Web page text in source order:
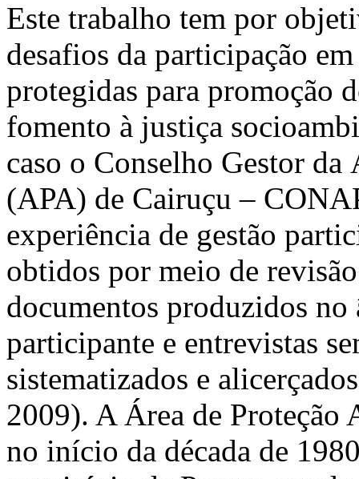
Este trabalho tem por
desafios da participação
protegidas para promoção
fomento à justiça
caso o Conselho Gestor
(APA) de Cairuçu –
experiência de gestão
obtidos por meio de
documentos produzidos
participante e entrevistas
sistematizados e
2009). A Área de
no início da década de